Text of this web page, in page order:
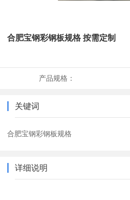
合肥宝钢彩钢板规格 按需定制
产品规格：
关键词
合肥宝钢彩钢板规格
详细说明